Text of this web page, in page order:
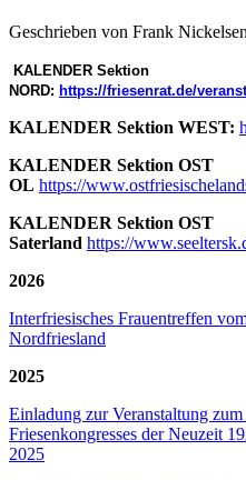
Geschrieben von Frank Nickelsen
KALENDER Sektion
NORD: https://friesenrat.de/
KALENDER Sektion WEST:
KALENDER Sektion OST
OL https://
KALENDER Sektion OST
Saterland https://
2026
Interfriesisches Frauentreffen
Nordfriesland
2025
Einladung zur Veranstaltung
Friesenkongresses der Neuzeit
2025